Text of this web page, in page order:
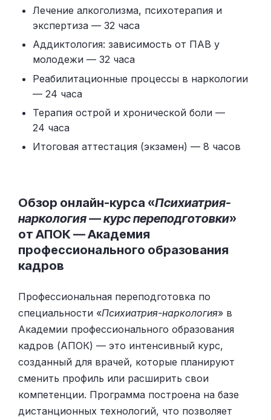
Лечение алкоголизма, психотерапия и
экспертиза — 32 часа
Аддиктология: зависимость от ПАВ у
молодежи — 32 часа
Реабилитационные процессы в наркологии
— 24 часа
Терапия острой и хронической боли —
24 часа
Итоговая аттестация (экзамен) — 8 часов
Обзор онлайн-курса «Психиатрия-
наркология — курс переподготовки»
от АПОК — Академия
профессионального образования
кадров
Профессиональная переподготовка по
специальности «Психиатрия-наркология» в
Академии профессионального образования
кадров (АПОК) — это интенсивный курс,
созданный для врачей, которые планируют
сменить профиль или расширить свои
компетенции. Программа построена на базе
дистанционных технологий, что позволяет